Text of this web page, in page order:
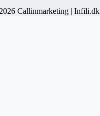
Callinmarketing | Infili.dk